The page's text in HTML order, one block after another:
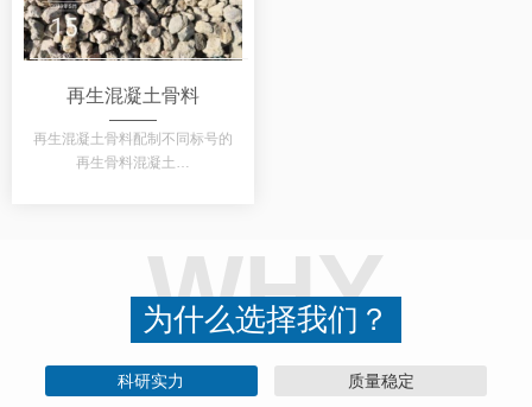
再生混凝土骨料
再生混凝土骨料配制不同标号的
再生骨料混凝土…
WHY
为什么选择我们？
科研实力 质量稳定